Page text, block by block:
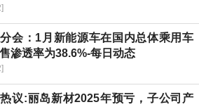
会：1月新能源车在国内总体乘用车
渗透率为38.6%-每日动态
议:丽岛新材2025年预亏，子公司产